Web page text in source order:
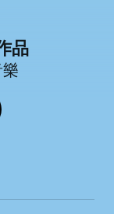
品
時間